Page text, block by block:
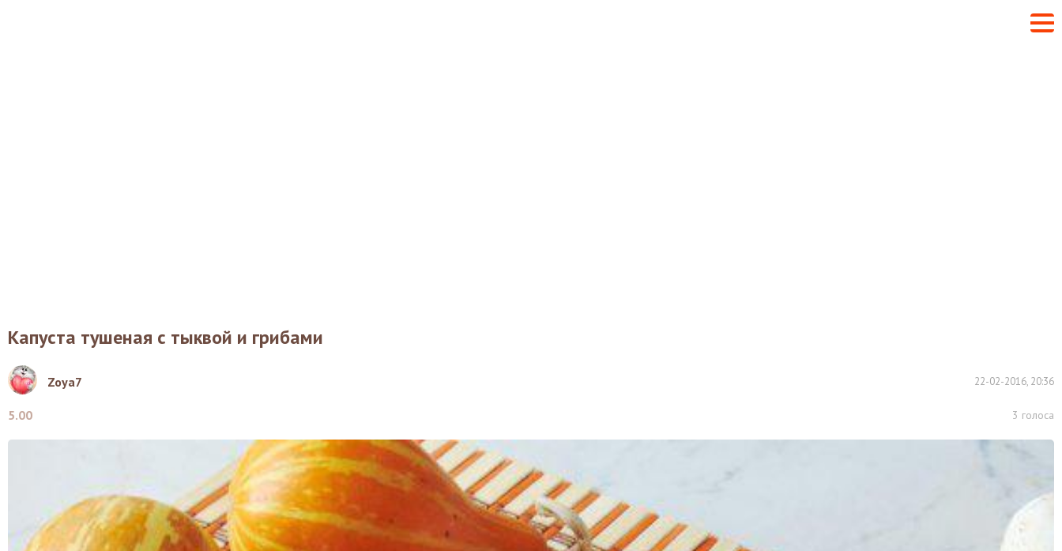
Капуста тушеная с тыквой и грибами
Zoya7 22-02-2016, 20:36
5.00 3 голоса